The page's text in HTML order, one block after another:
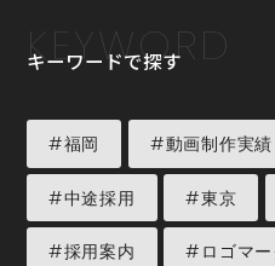
KEYWORD
キーワードで探す
#福岡 #動画制作実績
#中途採用 #東京
#採用案内 #ロゴマー